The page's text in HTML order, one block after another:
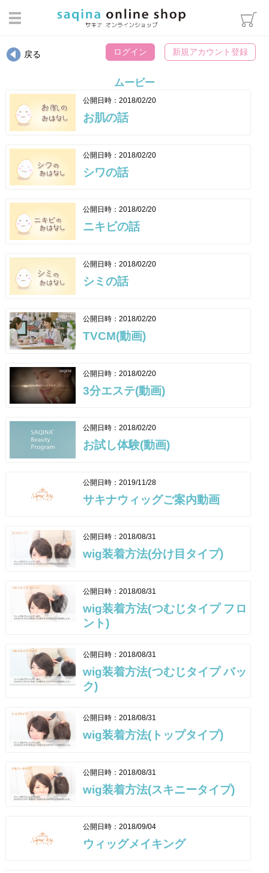
ヘアケア・ボディケア・オーラ
ルケア
インナーケア
エステマシン部品
ウィッグ用雑貨
パンフレット類
化粧袋・雑貨
おすすめ商品
新着商品
ランキング
SHOP お知らせ
サキナビューティーラウンジ一覧
会社情報
利用規約
個人情報保護方針
戻る ログイン 新規アカウント登録
ムービー
公開日時：2018/02/20
お肌の話
公開日時：2018/02/20
シワの話
公開日時：2018/02/20
ニキビの話
公開日時：2018/02/20
シミの話
公開日時：2018/02/20
TVCM(動画)
公開日時：2018/02/20
3分エステ(動画)
公開日時：2018/02/20
お試し体験(動画)
公開日時：2019/11/28
サキナウィッグご案内動画
公開日時：2018/08/31
wig装着方法(分け目タイプ)
公開日時：2018/08/31
wig装着方法(つむじタイプ フロ
ント)
公開日時：2018/08/31
wig装着方法(つむじタイプ バッ
ク)
公開日時：2018/08/31
wig装着方法(トップタイプ)
公開日時：2018/08/31
wig装着方法(スキニータイプ)
公開日時：2018/09/04
ウィッグメイキング